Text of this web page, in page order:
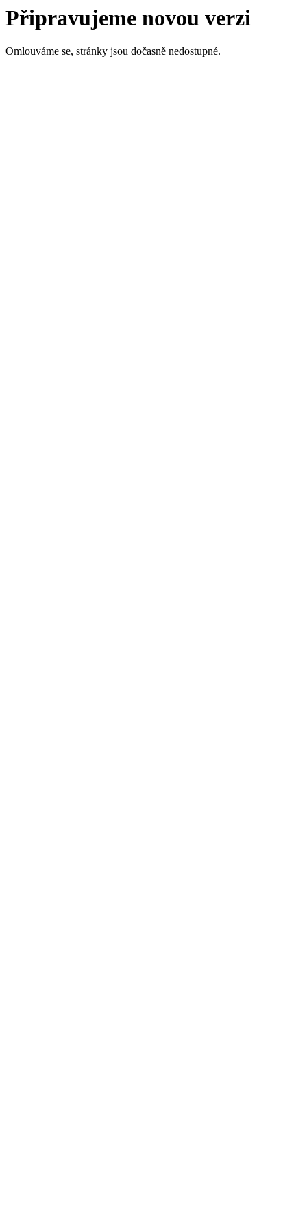
Připravujeme novou verzi
Omlouváme se, stránky jsou dočasně nedostupné.